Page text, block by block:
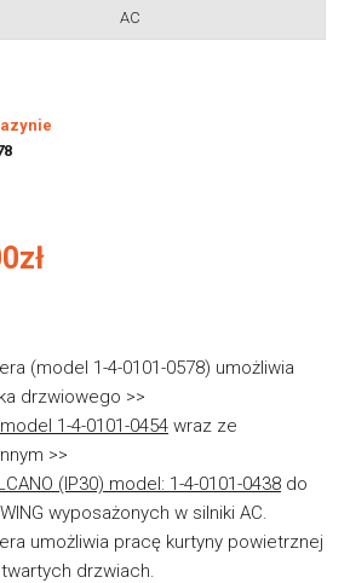
AC
(model 1-4-0101-0578) umożliwia
drzwiowego >>
1-4-0101-0454 wraz ze
>>
(IP30) model: 1-4-0101-0438 do
wyposażonych w silniki AC.
umożliwia pracę kurtyny powietrznej
drzwiach.